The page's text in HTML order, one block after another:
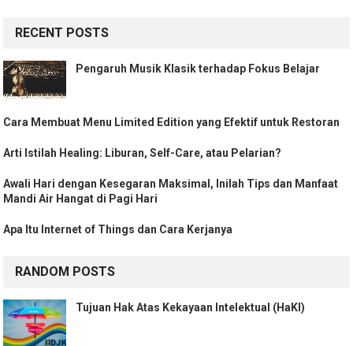
RECENT POSTS
Pengaruh Musik Klasik terhadap Fokus Belajar
Cara Membuat Menu Limited Edition yang Efektif untuk Restoran
Arti Istilah Healing: Liburan, Self-Care, atau Pelarian?
Awali Hari dengan Kesegaran Maksimal, Inilah Tips dan Manfaat
Mandi Air Hangat di Pagi Hari
Apa Itu Internet of Things dan Cara Kerjanya
RANDOM POSTS
Tujuan Hak Atas Kekayaan Intelektual (HaKI)